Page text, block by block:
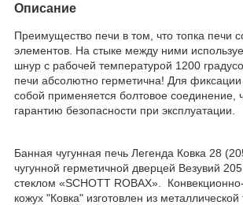
Описание
Преимущество печи в том, что топка печи
элементов. На стыке между ними
шнур с рабочей температурой 1200
печи абсолютно герметична! Для
собой применяется болтовое соединение,
гарантию безопасности при эксплуатации.
Банная чугунная печь Легенда Ковка 28
чугунной герметичной дверцей Везувий
стеклом «SCHOTT ROBAX».
кожух "Ковка" изготовлен из металлической